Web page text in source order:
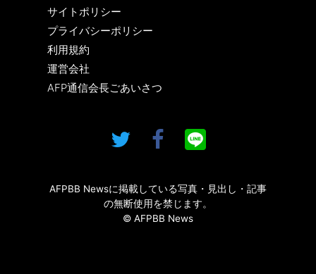
サイトポリシー
プライバシーポリシー
利用規約
運営会社
AFP通信会長ごあいさつ
AFPBB Newsに掲載している写真・見出し・記事
の無断使用を禁じます。
© AFPBB News